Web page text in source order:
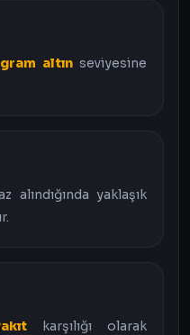
altın seviyesine
yaklaşık
karşılığı olarak